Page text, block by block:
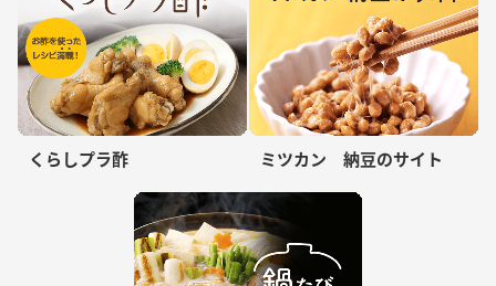
くらしプラ酢 ミツカン 納豆のサイト